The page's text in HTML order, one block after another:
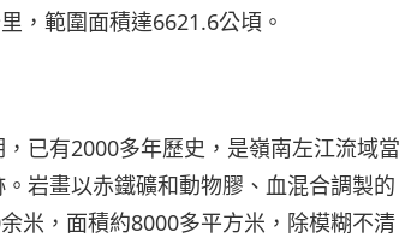
，範圍面積達6621.6公頃。
已有2000多年歷史，是嶺南左江流域當
岩畫以赤鐵礦和動物膠、血混合調製的
米，面積約8000多平方米，除模糊不清